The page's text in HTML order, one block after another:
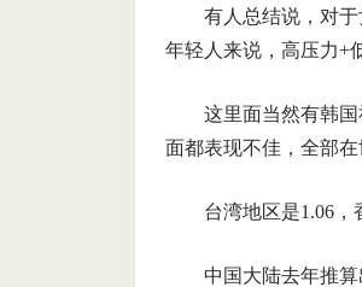
有人总结说，对
年轻人来说，高压力+
这里面当然有韩
面都表现不佳，全部在
台湾地区是1.06，
中国大陆去年推